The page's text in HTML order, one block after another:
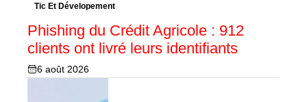
Tic Et Dévelopement
Phishing du Crédit Agricole : 912
clients ont livré leurs identifiants
6 août 2026